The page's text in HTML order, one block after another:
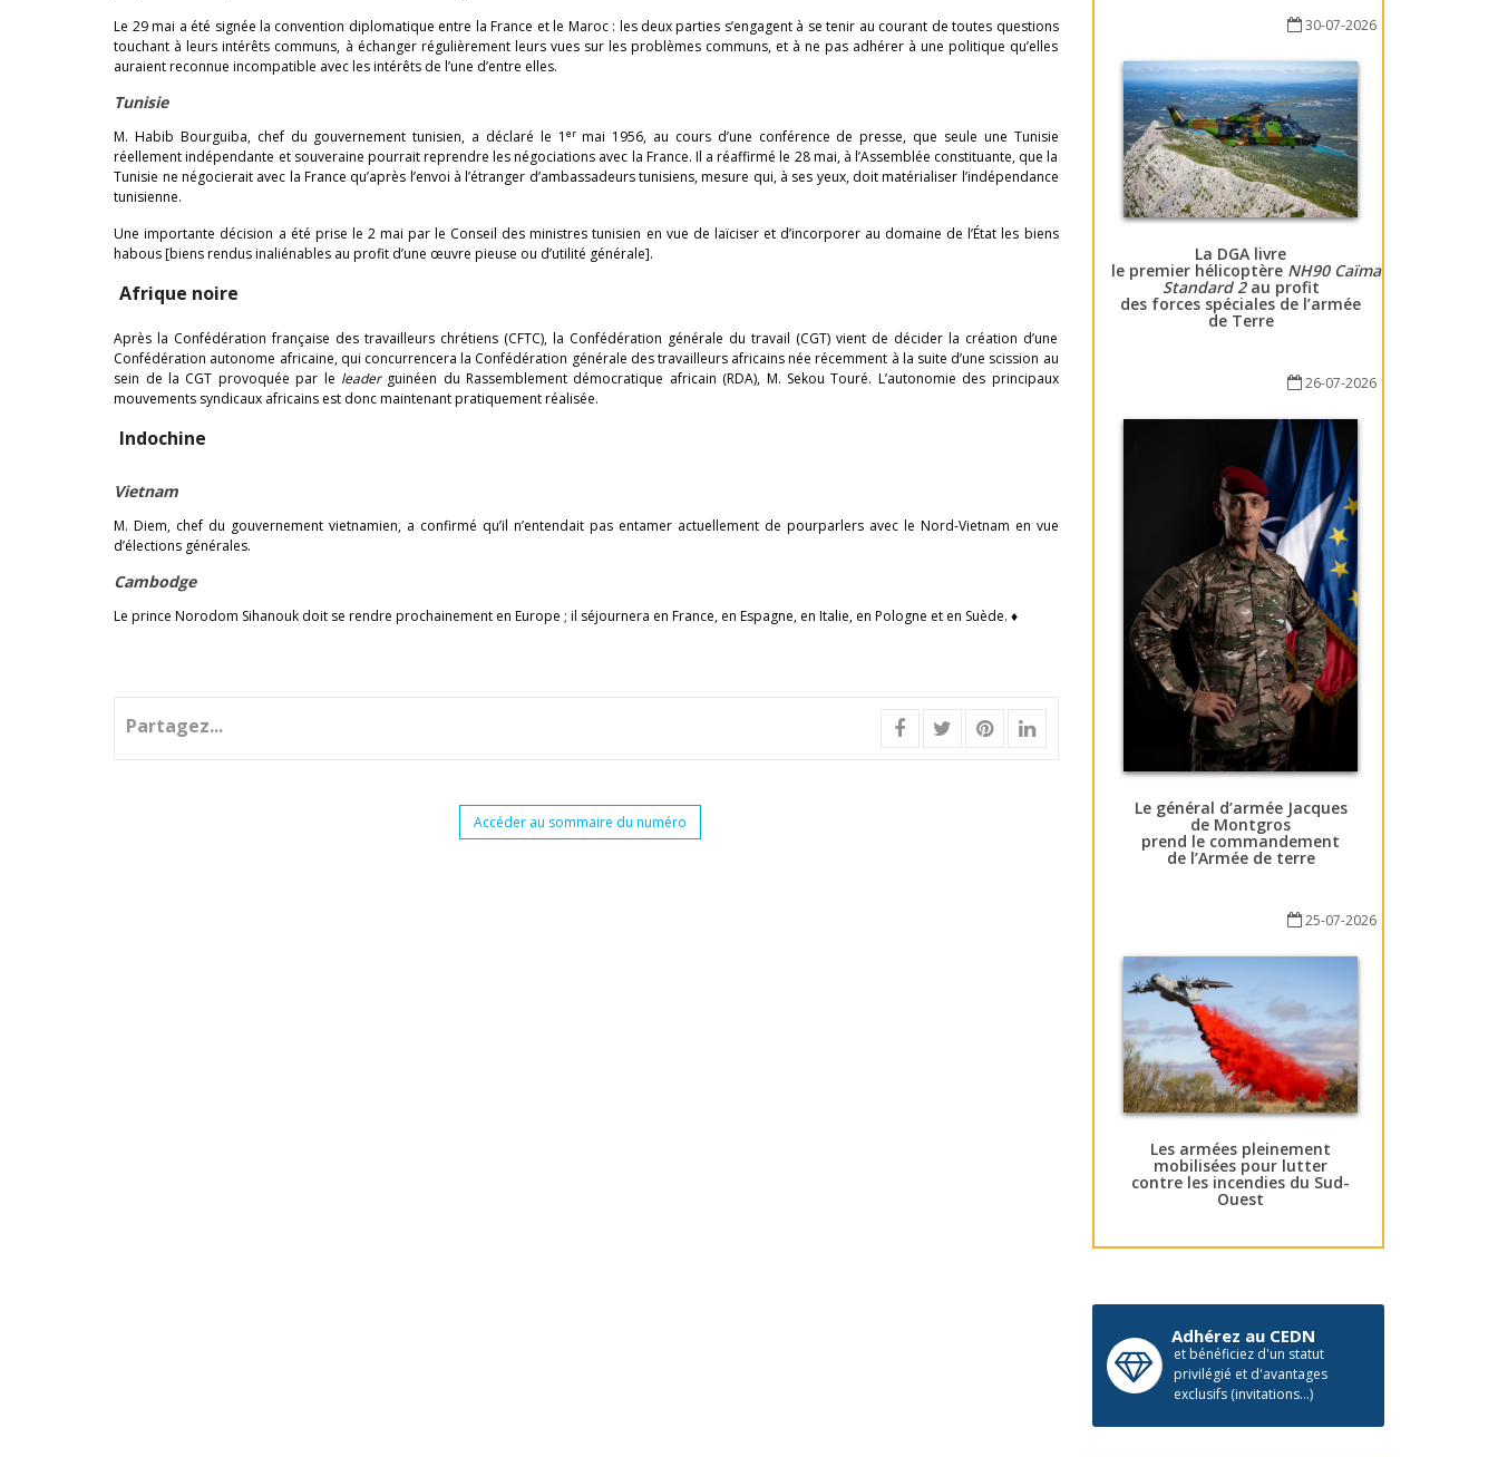
Le 29 mai a été signée la convention diplomatique entre la France et le Maroc : les deux parties s’engagent à se tenir au courant de toutes questions
touchant à leurs intérêts communs, à échanger régulièrement leurs vues sur les problèmes communs, et à ne pas adhérer à une politique qu’elles
auraient reconnue incompatible avec les intérêts de l’une d’entre elles.
Tunisie
M. Habib Bourguiba, chef du gouvernement tunisien, a déclaré le 1 ermai 1956, au cours d’une conférence de presse, que seule une Tunisie
réellement indépendante et souveraine pourrait reprendre les négociations avec la France. Il a réaffirmé le 28 mai, à l’Assemblée constituante, que la
Tunisie ne négocierait avec la France qu’après l’envoi à l’étranger d’ambassadeurs tunisiens, mesure qui, à ses yeux, doit matérialiser l’indépendance
tunisienne.
Une importante décision a été prise le 2 mai par le Conseil des ministres tunisien en vue de laïciser et d’incorporer au domaine de l’État les biens
habous [biens rendus inaliénables au profit d’une œuvre pieuse ou d’utilité générale].
Afrique noire
Après la Confédération française des travailleurs chrétiens (CFTC), la Confédération générale du travail (CGT) vient de décider la création d’une
Confédération autonome africaine, qui concurrencera la Confédération générale des travailleurs africains née récemment à la suite d’une scission au
sein de la CGT provoquée par le leaderguinéen du Rassemblement démocratique africain (RDA), M. Sekou Touré. L’autonomie des principaux
mouvements syndicaux africains est donc maintenant pratiquement réalisée.
Indochine
Vietnam
M. Diem, chef du gouvernement vietnamien, a confirmé qu’il n’entendait pas entamer actuellement de pourparlers avec le Nord-Vietnam en vue
d’élections générales.
Cambodge
Le prince Norodom Sihanouk doit se rendre prochainement en Europe ; il séjournera en France, en Espagne, en Italie, en Pologne et en Suède. ♦
Partagez...
Accéder au sommaire du numéro
30-07-2026
La DGA livre
le premier hélicoptère NH90 Caïman
Standard 2au profit
des forces spéciales de l’armée
de Terre
26-07-2026
Le général d’armée Jacques
de Montgros
prend le commandement
de l’Armée de terre
25-07-2026
Les armées pleinement
mobilisées pour lutter
contre les incendies du Sud-
Ouest
Adhérez au CEDN
et bénéficiez d'un statut
privilégié et d'avantages
exclusifs (invitations...)